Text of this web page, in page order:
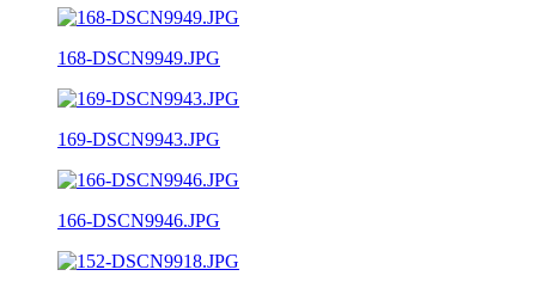
168-DSCN9949.JPG
169-DSCN9943.JPG
166-DSCN9946.JPG